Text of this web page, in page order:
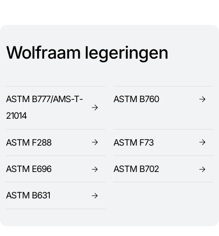
Wolfraam legeringen
ASTM B777/AMS-T-
21014
ASTM B760
ASTM F288 ASTM F73
ASTM E696 ASTM B702
ASTM B631